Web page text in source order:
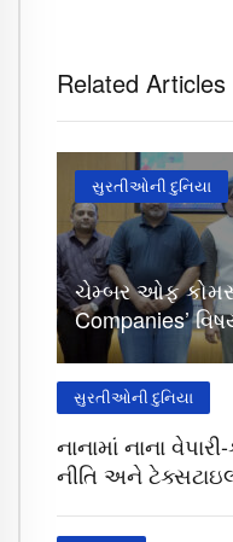
Related Articles
સુરતીઓની દુનિયા
ચેમ્બર ઓફ કોમર્સ
Companies’
સુરતીઓની દુનિયા
નાનામાં નાના
નીતિ અને ટેક્સટાઇલ